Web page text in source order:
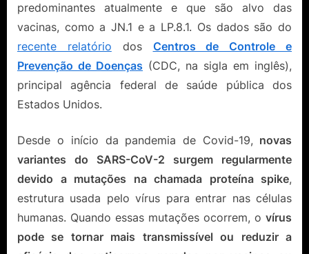
predominantes atualmente e que são alvo das
vacinas, como a JN.1 e a LP.8.1. Os dados são do
recente relatório dos Centros de Controle e
Prevenção de Doenças (CDC, na sigla em inglês),
principal agência federal de saúde pública dos
Estados Unidos.
Desde o início da pandemia de Covid-19, novas
variantes do SARS-CoV-2 surgem regularmente
devido a mutações na chamada proteína spike,
estrutura usada pelo vírus para entrar nas células
humanas. Quando essas mutações ocorrem, o vírus
pode se tornar mais transmissível ou reduzir a